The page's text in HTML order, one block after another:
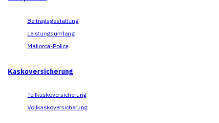
Beitragsgestaltung
Leistungsumfang
Mallorca-Police
Kaskoversicherung
Teilkaskoversicherung
Vollkaskoversicherung